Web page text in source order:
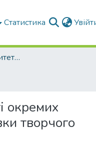
Статистика
ННІ загальноуніверситетської підготовки
окремих
творчого